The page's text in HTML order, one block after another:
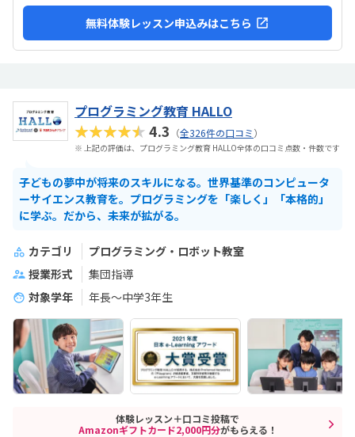
無料体験レッスン申込みはこちら
プログラミング教育 HALLO
★★★★★4.3 （全326件の口コミ）
※ 上記の評価は、プログラミング教育 HALLO全体の口コミ点数・件数です
子どもの夢中が将来のスキルになる。世界基準のコンピュータ
ーサイエンス教育を。プログラミングを「楽しく」「本格的」
に学ぶ。だから、未来が拡がる。
カテゴリ
プログラミング・ロボット教室
授業形式
集団指導
対象学年
年長～中学3年生
体験レッスン＋口コミ投稿で
Amazonギフトカード2,000円分がもらえる！